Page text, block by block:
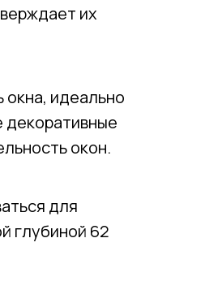
их
окна, идеально
окон.
для
глубиной 62